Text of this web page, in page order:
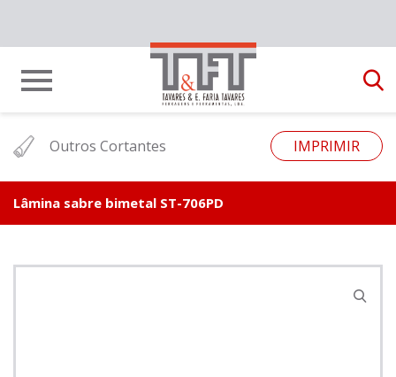
Outros Cortantes IMPRIMIR
Lâmina sabre bimetal ST-706PD